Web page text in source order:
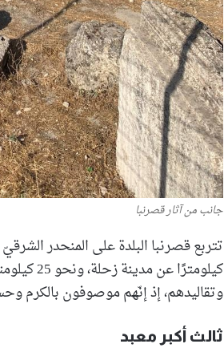
جانب من آثار قصرنبا
وتقاليدهم، إذ إنّهم موصوفون بالكرم
ثالث أكبر معبد